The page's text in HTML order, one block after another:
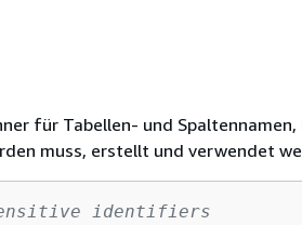
für Tabellen- und Spaltennamen,
muss, erstellt und verwendet
identifiers